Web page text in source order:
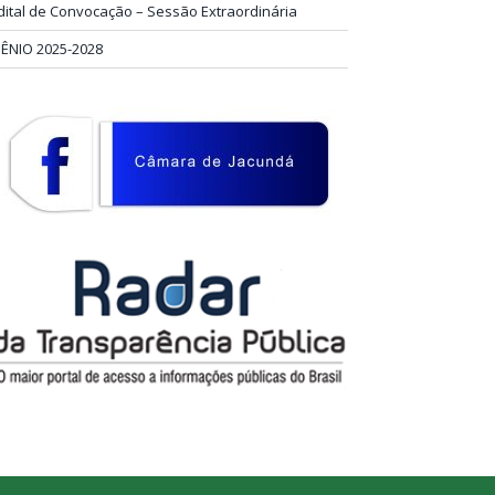
de Convocação – Sessão Extraordinária
2025-2028